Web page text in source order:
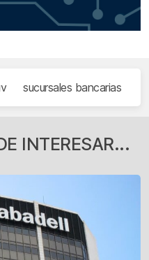
sucursales bancarias
INTERESAR...